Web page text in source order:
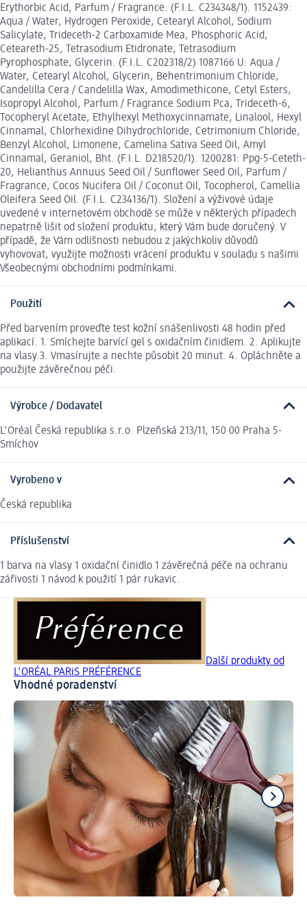
Erythorbic Acid, Parfum / Fragrance. (F.I.L. C234348/1). 1152439:
Aqua / Water, Hydrogen Peroxide, Cetearyl Alcohol, Sodium
Salicylate, Trideceth-2 Carboxamide Mea, Phosphoric Acid,
Ceteareth-25, Tetrasodium Etidronate, Tetrasodium
Pyrophosphate, Glycerin. (F.I.L. C202318/2) 1087166 U: Aqua /
Water, Cetearyl Alcohol, Glycerin, Behentrimonium Chloride,
Candelilla Cera / Candelilla Wax, Amodimethicone, Cetyl Esters,
Isopropyl Alcohol, Parfum / Fragrance Sodium Pca, Trideceth-6,
Tocopheryl Acetate, Ethylhexyl Methoxycinnamate, Linalool, Hexyl
Cinnamal, Chlorhexidine Dihydrochloride, Cetrimonium Chloride,
Benzyl Alcohol, Limonene, Camelina Sativa Seed Oil, Amyl
Cinnamal, Geraniol, Bht. (F.I.L. D218520/1). 1200281: Ppg-5-Ceteth-
20, Helianthus Annuus Seed Oil / Sunflower Seed Oil, Parfum /
Fragrance, Cocos Nucifera Oil / Coconut Oil, Tocopherol, Camellia
Oleifera Seed Oil. (F.I.L. C234136/1). Složení a výživové údaje
uvedené v internetovém obchodě se může v některých případech
nepatrně lišit od složení produktu, který Vám bude doručený. V
případě, že Vám odlišnosti nebudou z jakýchkoliv důvodů
vyhovovat, využijte možnosti vrácení produktu v souladu s našimi
Všeobecnými obchodními podmínkami.
Použití
Před barvením proveďte test kožní snášenlivosti 48 hodin před
aplikací. 1. Smíchejte barvící gel s oxidačním činidlem. 2. Aplikujte
na vlasy.3. Vmasírujte a nechte působit 20 minut. 4. Opláchněte a
použijte závěrečnou péči.
Výrobce / Dodavatel
L'Oréal Česká republika s.r.o. Plzeňská 213/11, 150 00 Praha 5-
Smíchov
Vyrobeno v
Česká republika
Příslušenství
1 barva na vlasy 1 oxidační činidlo 1 závěrečná péče na ochranu
zářivosti 1 návod k použití 1 pár rukavic.
Další produkty od
L'ORÉAL PARiS PRÉFÉRENCE
Vhodné poradenství